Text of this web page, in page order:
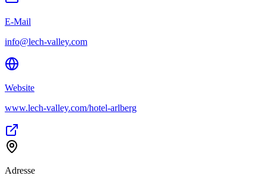
E-Mail
info@lech-valley.com
Website
www.lech-valley.com/hotel-arlberg
Adresse